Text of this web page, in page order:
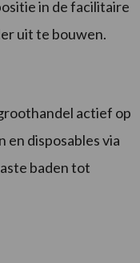
in de facilitaire
uit te bouwen.
actief op
en disposables via
baden tot